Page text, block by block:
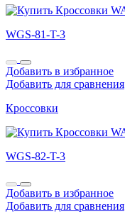
WGS-81-T-3
Добавить в избранное
Добавить для сравнения
Кроссовки
WGS-82-T-3
Добавить в избранное
Добавить для сравнения